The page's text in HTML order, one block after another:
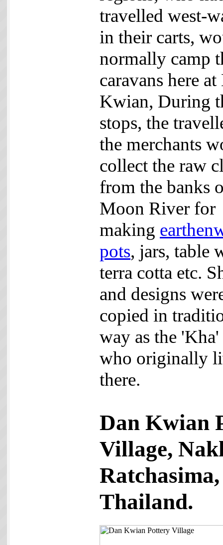
travelled west-
in their carts,
normally camp
caravans here at
Kwian, During
stops, the
the merchants
collect the raw
from the banks
Moon River for
making
pots, jars, table
terra cotta etc.
and designs
copied in
way as the
who originally
there.
Dan Kwian
Village,
Ratchasima,
Thailand.